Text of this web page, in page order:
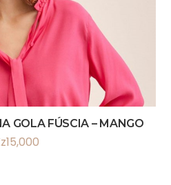
GOLA FÚSCIA – MANGO
15,000